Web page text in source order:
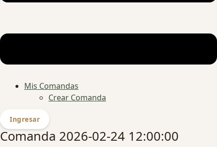
Mis Comandas
Crear Comanda
Ingresar
Comanda 2026-02-24 12:00:00